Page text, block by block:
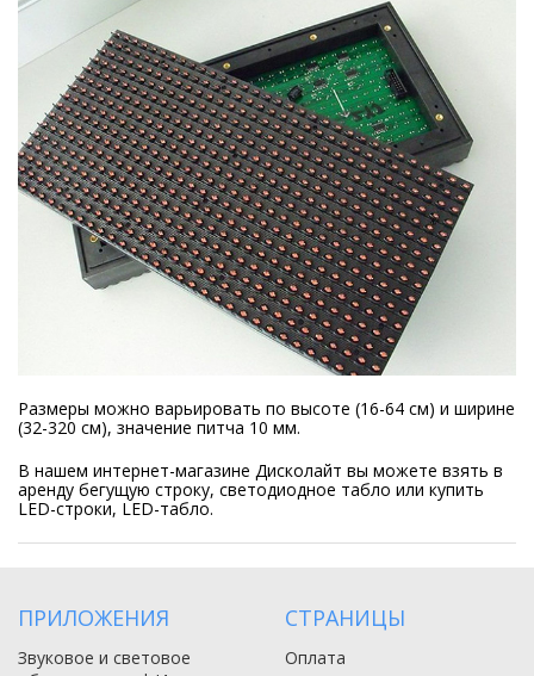
Размеры можно варьировать по высоте (16-64 см) и ширине
(32-320 см), значение питча 10 мм.
В нашем интернет-магазине Дисколайт вы можете взять в
аренду бегущую строку, светодиодное табло или купить
LED-строки, LED-табло.
ПРИЛОЖЕНИЯ
Звуковое и световое
СТРАНИЦЫ
Оплата